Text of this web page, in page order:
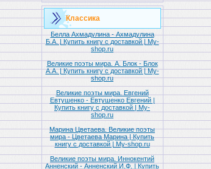
Классика
Белла Ахмадулина - Ахмадулина
Б.А. | Купить книгу с доставкой | My-
shop.ru
Великие поэты мира. А. Блок - Блок
А.А. | Купить книгу с доставкой | My-
shop.ru
Великие поэты мира. Евгений
Евтушенко - Евтушенко Евгений |
Купить книгу с доставкой | My-
shop.ru
Марина Цветаева. Великие поэты
мира - Цветаева Марина | Купить
книгу с доставкой | My-shop.ru
Великие поэты мира. Иннокентий
Анненский - Анненский И.Ф. | Купить